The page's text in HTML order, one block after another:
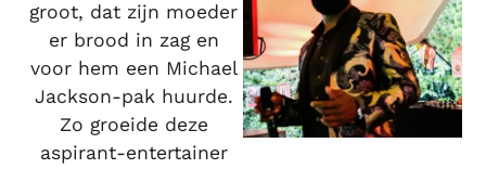
groot, dat zijn moeder
er brood in zag en
voor hem een Michael
Jackson-pak huurde.
Zo groeide deze
aspirant-entertainer